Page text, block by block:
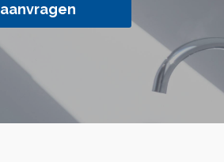
aanvragen